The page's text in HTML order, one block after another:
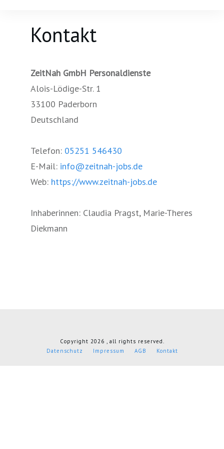
Kontakt
ZeitNah GmbH Personaldienste
Alois-Lödige-Str. 1
33100 Paderborn
Deutschland
Telefon: 05251 546430
E-Mail: info@zeitnah-jobs.de
Web: https://www.zeitnah-jobs.de
Inhaberinnen: Claudia Pragst, Marie-Theres
Diekmann
Datenschutz Impressum AGB Kontakt
Copyright 2026 , all rights reserved.